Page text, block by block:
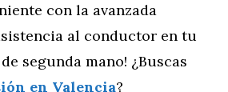
con la avanzada
al conductor en tu
segunda mano! ¿Buscas
en Valencia?